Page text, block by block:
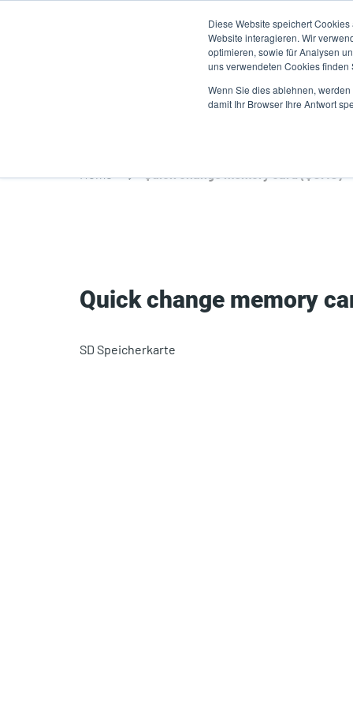
Diese Website speichert
Website interagieren. Wir
optimieren, sowie für Analysen
uns verwendeten Cookies
Wenn Sie dies ablehnen,
damit Ihr Browser Ihre Antwort
Home Quick change memory card (QCMC)
Quick change memory
SD Speicherkarte